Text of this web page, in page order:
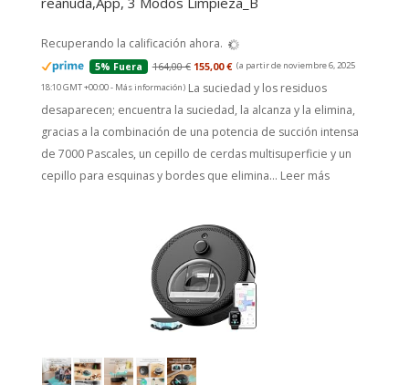
Recuperando la calificación ahora.
5% Fuera 164,00 € 155,00 € (a partir de noviembre 6, 2025
18:10 GMT +00:00 - Más información) La suciedad y los residuos
desaparecen; encuentra la suciedad, la alcanza y la elimina,
gracias a la combinación de una potencia de succión intensa
de 7000 Pascales, un cepillo de cerdas multisuperficie y un
cepillo para esquinas y bordes que elimina... Leer más